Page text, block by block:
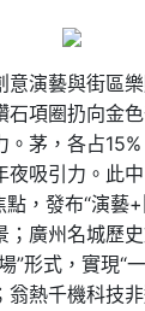
意演藝與街區
石項圈扔向金
。茅，各占
夜吸引力。此
點，發布“演藝
；廣州名城歷
”形式，實現“
翁熱千機科技